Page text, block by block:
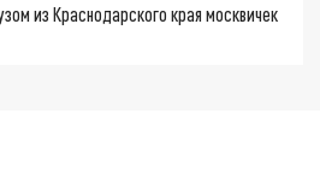
из Краснодарского края москвичек